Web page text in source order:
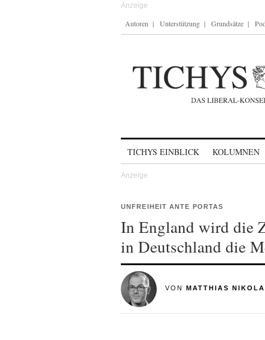
Autoren Unterstützung Grundsätze
TICHYS EINBLICK KOLUMNEN
UNFREIHEIT ANTE PORTAS
In England wird die
in Deutschland die
VON MATTHIAS